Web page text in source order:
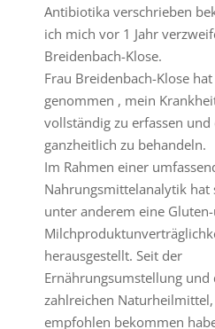
Antibiotika verschrieben
ich mich vor 1 Jahr
Breidenbach-Klose.
Frau Breidenbach-Klose
genommen , mein
vollständig zu erfassen und
ganzheitlich zu behandeln.
Im Rahmen einer
Nahrungsmittelanalytik hat
unter anderem eine
herausgestellt. Seit der
Ernährungsumstellung und
zahlreichen
empfohlen bekommen